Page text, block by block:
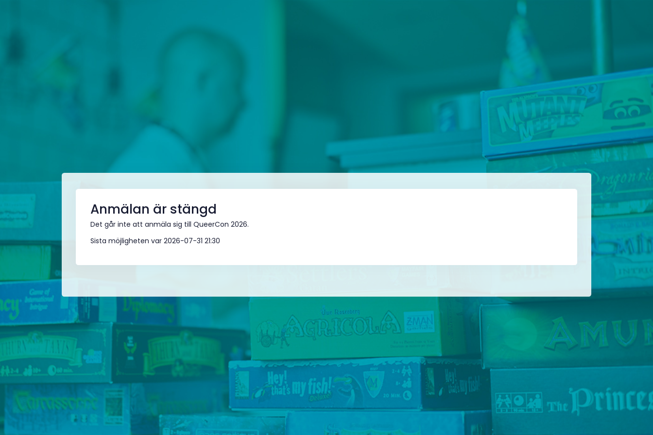
Anmälan är stängd
Det går inte att anmäla sig till QueerCon 2026.
Sista möjligheten var 2026-07-31 21:30